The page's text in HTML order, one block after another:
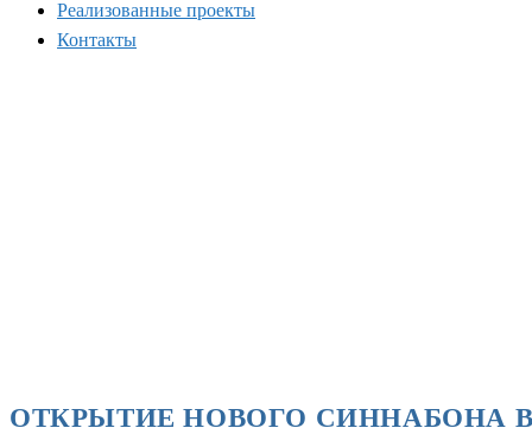
Реализованные проекты
Контакты
ОТКРЫТИЕ НОВОГО СИННАБОНА